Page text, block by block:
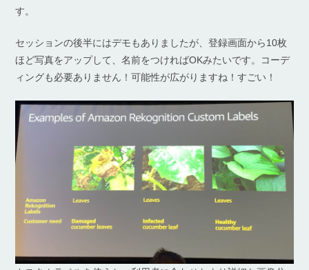
す。
セッションの後半にはデモもありましたが、登録画面から10枚
ほど写真をアップして、名前をつければOKみたいです。コーデ
ィングも必要ありません！可能性が広がりますね！すごい！